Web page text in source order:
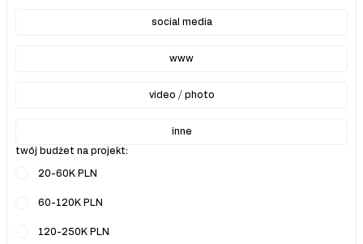
social media
www
video / photo
inne
twój budżet na projekt:
20-60K PLN
60-120K PLN
120-250K PLN